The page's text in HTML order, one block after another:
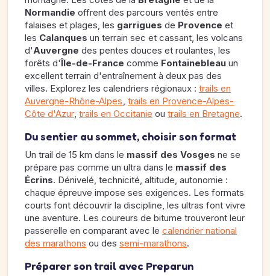
Normandie offrent des parcours ventés entre
falaises et plages, les garrigues de Provence et
les Calanques un terrain sec et cassant, les volcans
d'Auvergne des pentes douces et roulantes, les
forêts d'Île-de-France comme Fontainebleau un
excellent terrain d'entraînement à deux pas des
villes. Explorez les calendriers régionaux : trails en
Auvergne-Rhône-Alpes, trails en Provence-Alpes-
Côte d'Azur, trails en Occitanie ou trails en Bretagne.
Du sentier au sommet, choisir son format
Un trail de 15 km dans le massif des Vosges ne se
prépare pas comme un ultra dans le massif des
Écrins. Dénivelé, technicité, altitude, autonomie :
chaque épreuve impose ses exigences. Les formats
courts font découvrir la discipline, les ultras font vivre
une aventure. Les coureurs de bitume trouveront leur
passerelle en comparant avec le calendrier national
des marathons ou des semi-marathons.
Préparer son trail avec Preparun